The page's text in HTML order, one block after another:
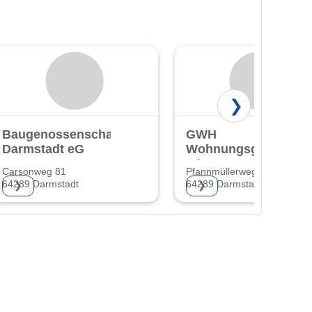
Baugenossenschaft
Darmstadt eG
Carsonweg 81
64289 Darmstadt
❯
GWH
mbH Hessen
Pfannmüllerweg 44
64289 Darmstadt-
❯
❯